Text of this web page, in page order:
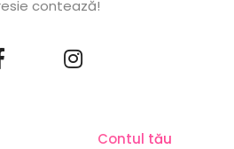
contează!
Contul tău